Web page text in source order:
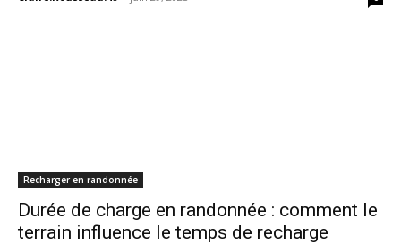
Recharger en randonnée
Durée de charge en randonnée : comment le
terrain influence le temps de recharge